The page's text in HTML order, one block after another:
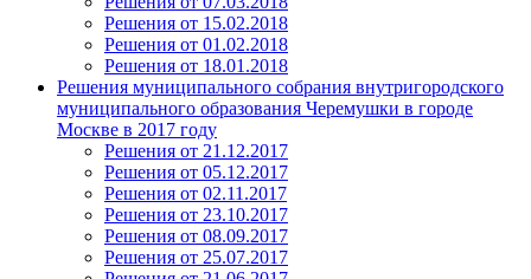
Решения от 15.02.2018
Решения от 01.02.2018
Решения от 18.01.2018
Решения муниципального собрания внутригородского
муниципального образования Черемушки в городе
Москве в 2017 году
Решения от 21.12.2017
Решения от 05.12.2017
Решения от 02.11.2017
Решения от 23.10.2017
Решения от 08.09.2017
Решения от 25.07.2017